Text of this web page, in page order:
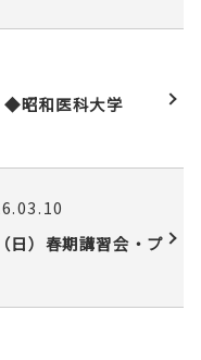
◆昭和医科大学
日）春期講習会・プ